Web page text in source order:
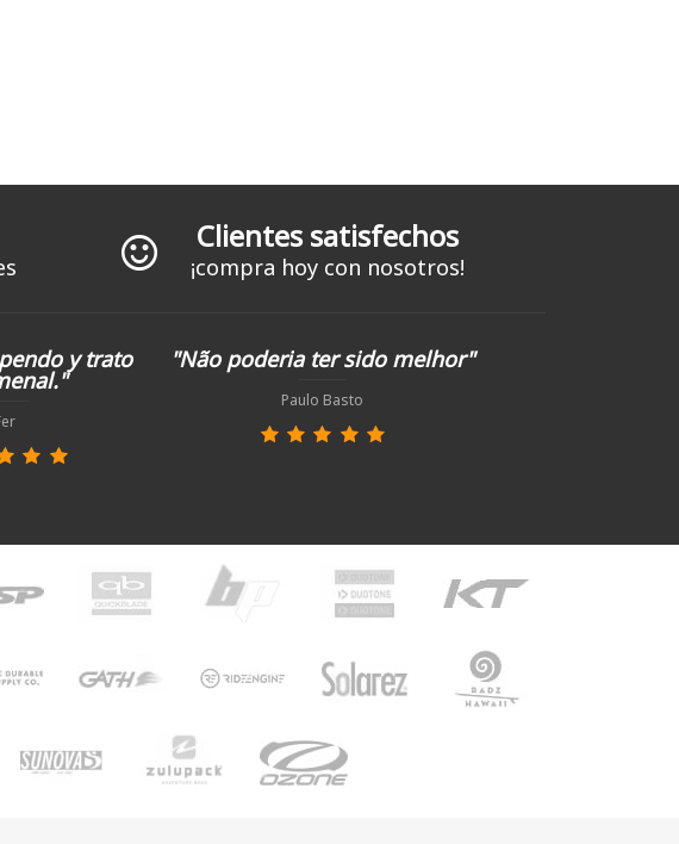
Clientes satisfechos
¡compra hoy con nosotros!
y trato "Não poderia ter sido melhor"
Paulo Basto